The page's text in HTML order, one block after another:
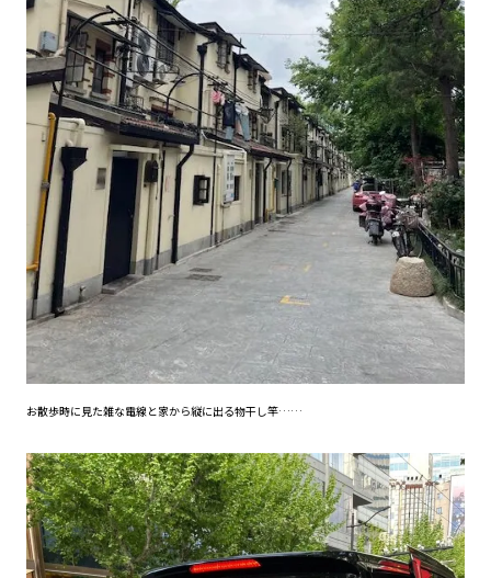
お散歩時に見た雑な電線と家から縦に出る物干し竿……